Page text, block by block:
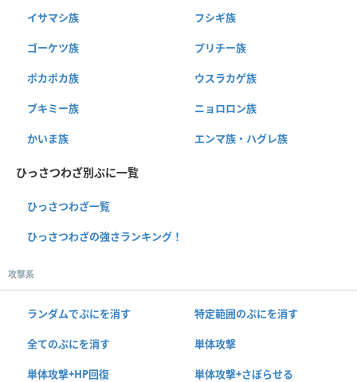
イサマシ族 フシギ族
ゴーケツ族 プリチー族
ポカポカ族 ウスラカゲ族
ブキミー族 ニョロロン族
かいま族 エンマ族・ハグレ族
ひっさつわざ別ぷに一覧
ひっさつわざ一覧
ひっさつわざの強さランキング！
攻撃系
ランダムでぷにを消す 特定範囲のぷにを消す
全てのぷにを消す 単体攻撃
単体攻撃+HP回復 単体攻撃+さぼらせる